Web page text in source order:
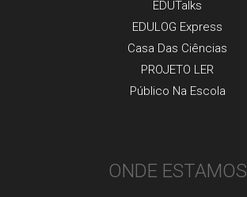
EDUTalks
EDULOG Express
Casa Das Ciências
PROJETO LER
Público Na Escola
ONDE ESTAMOS